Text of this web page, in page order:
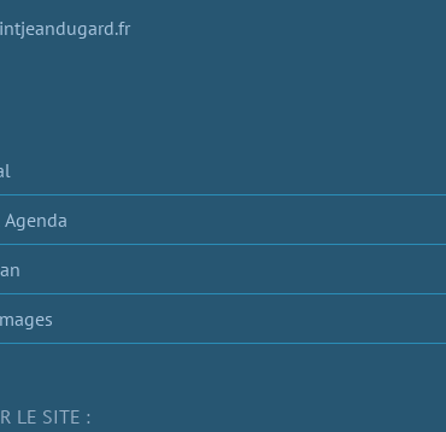
LE SITE :